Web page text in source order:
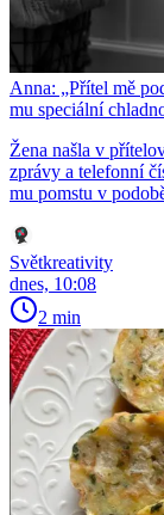
Anna: „Přítel mě
mu speciální
Žena našla v
zprávy a telefonní
mu pomstu v
Světkreativity
dnes, 10:08
2 min